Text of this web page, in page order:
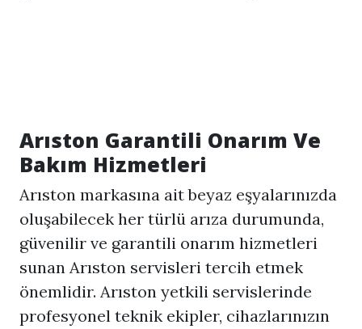
Arıston Garantili Onarım Ve
Bakım Hizmetleri
Arıston markasına ait beyaz eşyalarınızda
oluşabilecek her türlü arıza durumunda,
güvenilir ve garantili onarım hizmetleri
sunan Arıston servisleri tercih etmek
önemlidir. Arıston yetkili servislerinde
profesyonel teknik ekipler, cihazlarınızın